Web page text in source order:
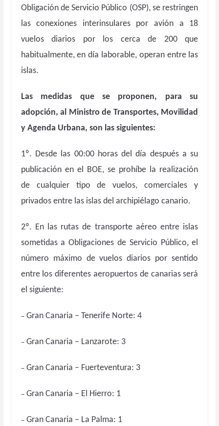
Obligación de Servicio Público (OSP), se restringen
las conexiones interinsulares por avión a 18
vuelos diarios por los cerca de 200 que
habitualmente, en día laborable, operan entre las
islas.
Las medidas que se proponen, para su
adopción, al Ministro de Transportes, Movilidad
y Agenda Urbana, son las siguientes:
1º. Desde las 00:00 horas del día después a su
publicación en el BOE, se prohíbe la realización
de cualquier tipo de vuelos, comerciales y
privados entre las islas del archipiélago canario.
2º. En las rutas de transporte aéreo entre islas
sometidas a Obligaciones de Servicio Público, el
número máximo de vuelos diarios por sentido
entre los diferentes aeropuertos de canarias será
el siguiente:
– Gran Canaria – Tenerife Norte: 4
– Gran Canaria – Lanzarote: 3
– Gran Canaria – Fuerteventura: 3
– Gran Canaria – El Hierro: 1
– Gran Canaria – La Palma: 1